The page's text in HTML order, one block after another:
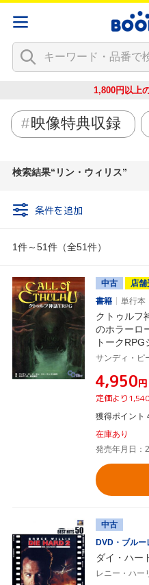
1,800円以上
映像特典収録
検索結果 リン・ウィリス
条件を追加
1件～51件（全51件）
中古
店舗
書籍
単行本
クトゥルフ
のホラーロ
トークRPG
¥4,950円
定価より
獲得ポイント
在庫あり
発売年月日：
中古
DVD・ブルー
ダイ・ハー